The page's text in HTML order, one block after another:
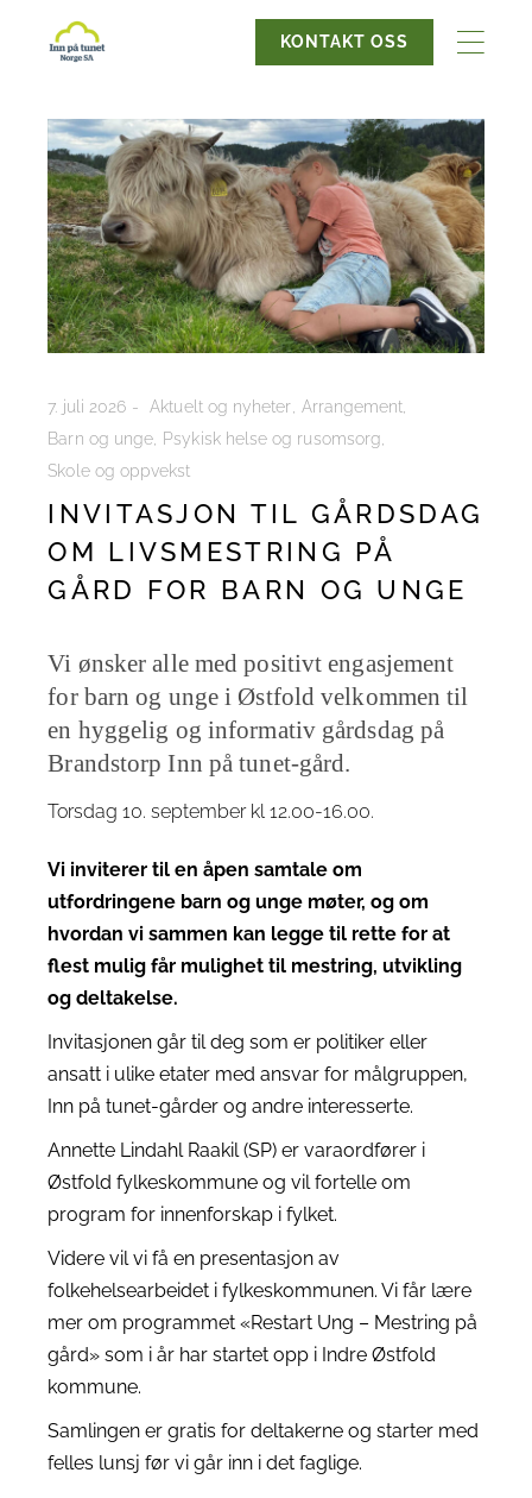
KONTAKT OSS
7. juli 2026 Aktuelt og nyheter Arrangement
Barn og unge Psykisk helse og rusomsorg
Skole og oppvekst
INVITASJON TIL GÅRDSDAG
OM LIVSMESTRING PÅ
GÅRD FOR BARN OG UNGE
Vi ønsker alle med positivt engasjement
for barn og unge i Østfold velkommen til
en hyggelig og informativ gårdsdag på
Brandstorp Inn på tunet-gård.
Torsdag 10. september kl 12.00-16.00.
Vi inviterer til en åpen samtale om
utfordringene barn og unge møter, og om
hvordan vi sammen kan legge til rette for at
flest mulig får mulighet til mestring, utvikling
og deltakelse.
Invitasjonen går til deg som er politiker eller
ansatt i ulike etater med ansvar for målgruppen,
Inn på tunet-gårder og andre interesserte.
Annette Lindahl Raakil (SP) er varaordfører i
Østfold fylkeskommune og vil fortelle om
program for innenforskap i fylket.
Videre vil vi få en presentasjon av
folkehelsearbeidet i fylkeskommunen. Vi får lære
mer om programmet «Restart Ung – Mestring på
gård» som i år har startet opp i Indre Østfold
kommune.
Samlingen er gratis for deltakerne og starter med
felles lunsj før vi går inn i det faglige.